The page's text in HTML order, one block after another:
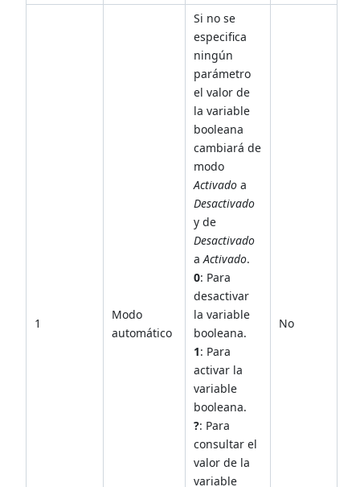
1
Modo
automático
Si no se
especifica
ningún
parámetro
el valor de
la variable
booleana
cambiará de
modo
Activado a
Desactivado
y de
Desactivado
aActivado.
0: Para
desactivar
la variable
booleana.
1: Para
activar la
variable
booleana.
?: Para
consultar el
valor de la
variable
No